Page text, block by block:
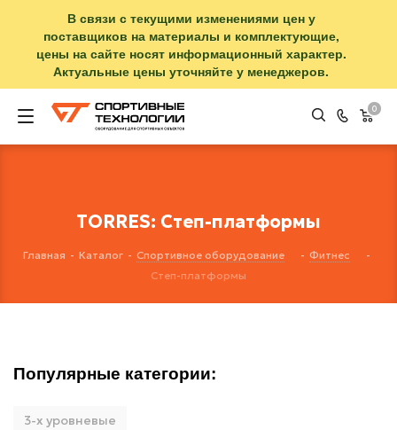
В связи с текущими изменениями цен у
поставщиков на материалы и комплектующие,
цены на сайте носят информационный характер.
Актуальные цены уточняйте у менеджеров.
0
TORRES: Степ-платформы
Главная - Каталог - Спортивное оборудование - Фитнес
-
Степ-платформы
Популярные категории:
3-х уровневые